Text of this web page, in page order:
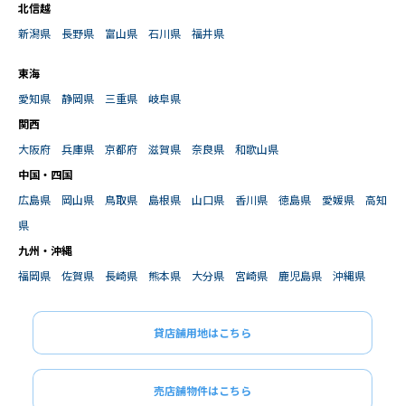
北信越
新潟県
長野県 富山県 石川県 福井県
東海
愛知県
静岡県 三重県
岐阜県
関西
大阪府
兵庫県 京都府 滋賀県 奈良県
和歌山県
中国・四国
広島県
岡山県 鳥取県 島根県 山口県 香川県 徳島県 愛媛県
高知
県
九州・沖縄
福岡県
佐賀県 長崎県 熊本県 大分県 宮崎県 鹿児島県 沖縄県
貸店舗用地はこちら
売店舗物件はこちら